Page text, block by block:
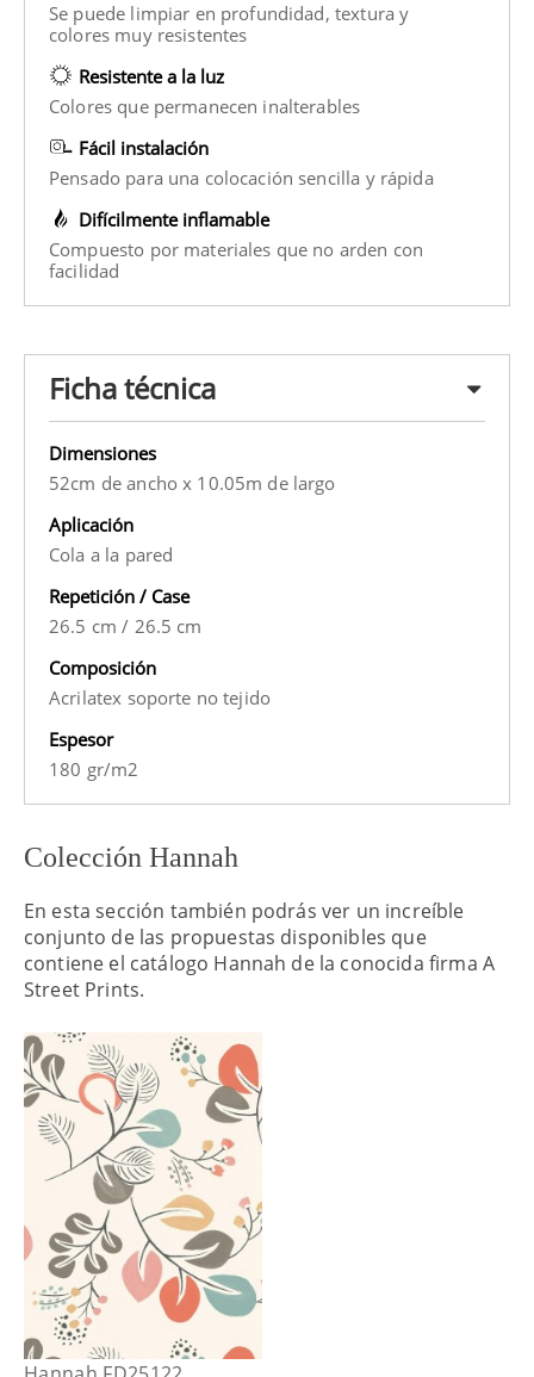
Se puede limpiar en profundidad, textura y
colores muy resistentes
Resistente a la luz
Colores que permanecen inalterables
Fácil instalación
Pensado para una colocación sencilla y rápida
Difícilmente inflamable
Compuesto por materiales que no arden con
facilidad
Ficha técnica
Dimensiones
52cm de ancho x 10.05m de largo
Aplicación
Cola a la pared
Repetición / Case
26.5 cm/ 26.5 cm
Composición
Acrilatex soporte no tejido
Espesor
180 gr/m2
Colección Hannah
En esta sección también podrás ver un increíble
conjunto de las propuestas disponibles que
contiene el catálogo Hannah de la conocida firma A
Street Prints.